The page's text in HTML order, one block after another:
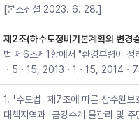
[본조신설 2023. 6. 28.]
제2조(하수도정비기본계획의 변경
법 제6조제1항에서 "환경부령이
ㆍ5ㆍ15, 2013ㆍ1ㆍ15, 2014
1. 「수도법」 제7조에 따른 상수원
대책지역과 「금강수계 물관리 및